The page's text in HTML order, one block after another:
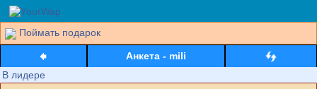
Поймать подарок
Анкета - mili
В лидере